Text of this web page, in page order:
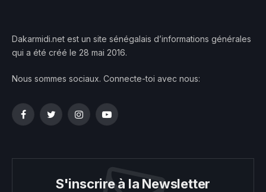
Dakarmidi.net est un site sénégalais d’informations générales
qui a été créé le 28 mai 2016.
Nous sommes sociaux. Connecte-toi avec nous:
FacebookTwitterInstagramYouTube
S'inscrire à la Newsletter